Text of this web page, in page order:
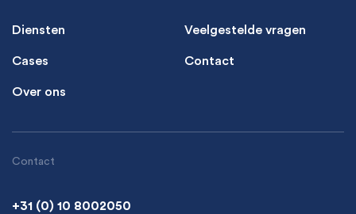
Diensten
Cases
Over ons
Veelgestelde vragen
Contact
Contact
+31 (0) 10 8002050